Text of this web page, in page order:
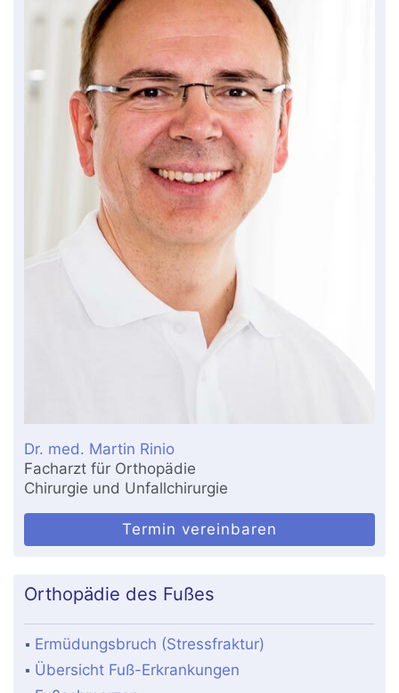
Dr. med. Martin Rinio
Facharzt für Orthopädie
Chirurgie und Unfallchirurgie
Termin vereinbaren
Orthopädie des Fußes
Ermüdungsbruch (Stressfraktur)
Übersicht Fuß-Erkrankungen